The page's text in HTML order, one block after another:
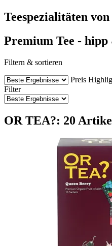
Teespezialitäten
Premium Tee -
Filtern & sortieren
Preis
Filter
OR TEA?: 20